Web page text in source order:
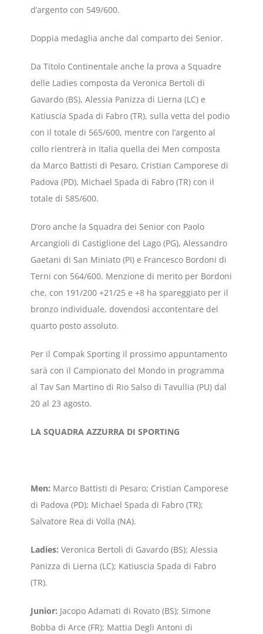
d’argento con 549/600.
Doppia medaglia anche dal comparto dei Senior.
Da Titolo Continentale anche la prova a Squadre
delle Ladies composta da Veronica Bertoli di
Gavardo (BS), Alessia Panizza di Lierna (LC) e
Katiuscia Spada di Fabro (TR), sulla vetta del podio
con il totale di 565/600, mentre con l’argento al
collo rientrerà in Italia quella dei Men composta
da Marco Battisti di Pesaro, Cristian Camporese di
Padova (PD), Michael Spada di Fabro (TR) con il
totale di 585/600.
D’oro anche la Squadra dei Senior con Paolo
Arcangioli di Castiglione del Lago (PG), Alessandro
Gaetani di San Miniato (PI) e Francesco Bordoni di
Terni con 564/600. Menzione di merito per Bordoni
che, con 191/200 +21/25 e +8 ha spareggiato per il
bronzo individuale, dovendosi accontentare del
quarto posto assoluto.
Per il Compak Sporting il prossimo appuntamento
sarà con il Campionato del Mondo in programma
al Tav San Martino di Rio Salso di Tavullia (PU) dal
20 al 23 agosto.
LA SQUADRA AZZURRA DI SPORTING
Men: Marco Battisti di Pesaro; Cristian Camporese
di Padova (PD); Michael Spada di Fabro (TR);
Salvatore Rea di Volla (NA).
Ladies: Veronica Bertoli di Gavardo (BS); Alessia
Panizza di Lierna (LC); Katiuscia Spada di Fabro
(TR).
Junior: Jacopo Adamati di Rovato (BS); Simone
Bobba di Arce (FR); Mattia Degli Antoni di